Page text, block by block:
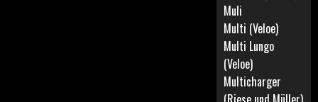
Muli
Multi (Veloe)
Multi Lungo
(Veloe)
Multicharger